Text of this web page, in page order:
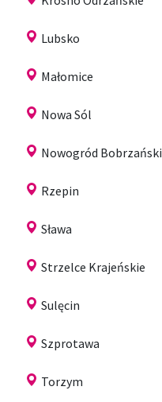
Lubsko
Małomice
Nowa Sól
Nowogród Bobrzański
Rzepin
Sława
Strzelce Krajeńskie
Sulęcin
Szprotawa
Torzym